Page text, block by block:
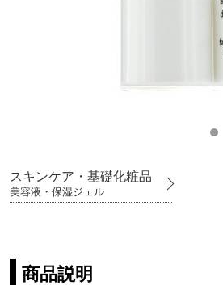
スキンケア・基礎化粧品
美容液・保湿ジェル
商品説明